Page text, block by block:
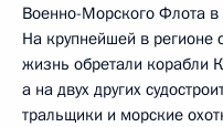
Военно-Морского Флота в
На крупнейшей в регионе
жизнь обретали корабли
а на двух других
тральщики и морские